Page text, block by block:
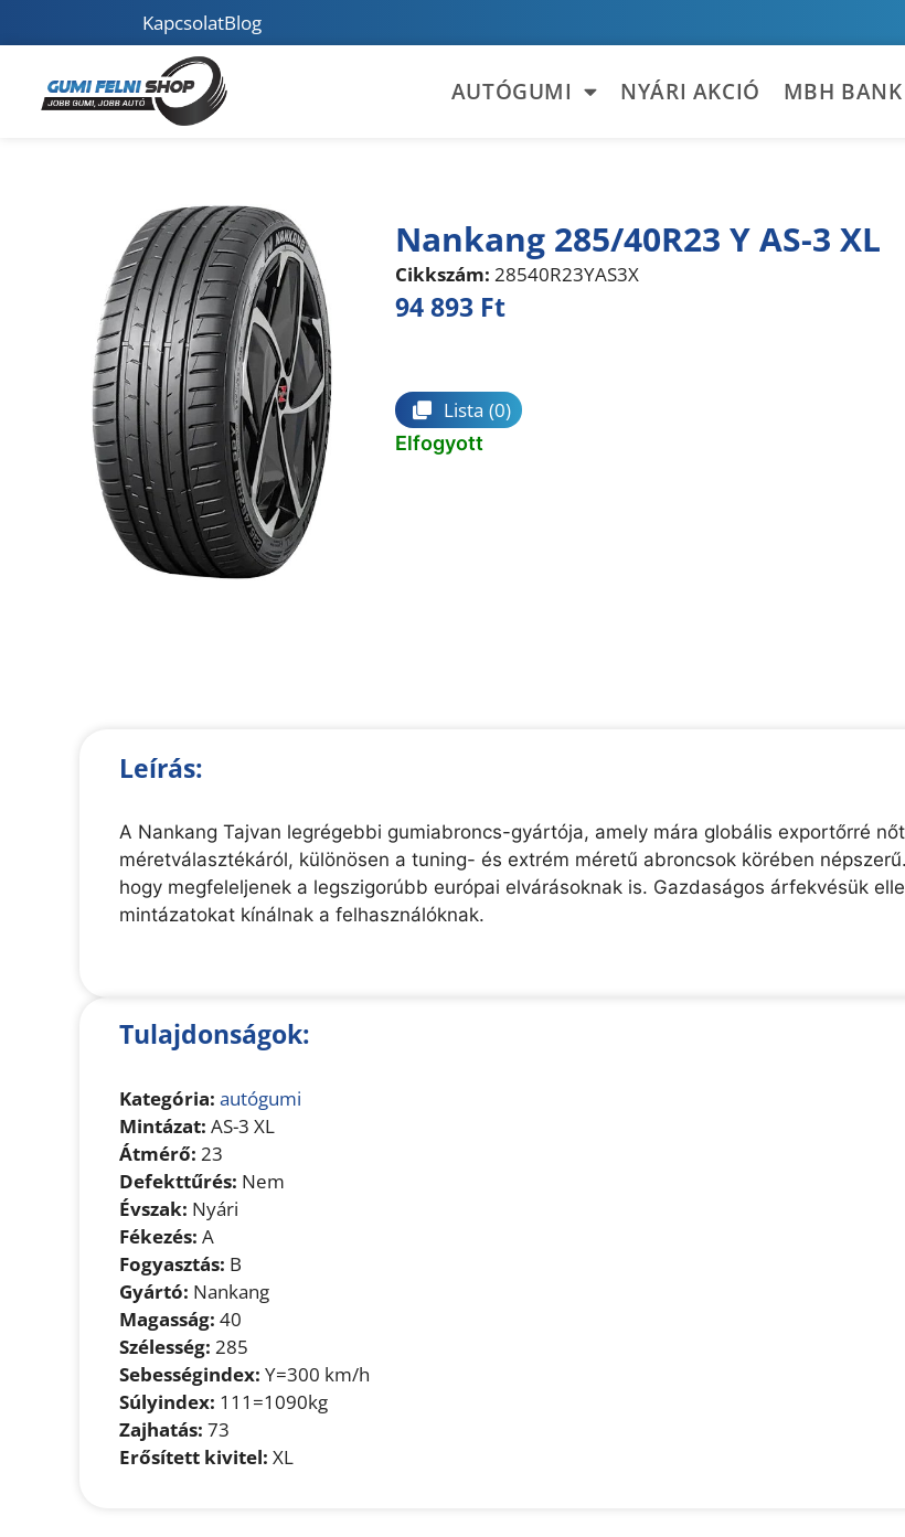
KapcsolatBlog
AUTÓGUMI NYÁRI AKCIÓ MBH
Nankang 285/40R23 Y AS-3 XL
Cikkszám: 28540R23YAS3X
94 893 Ft
Lista (0)
Elfogyott
Leírás:
A Nankang Tajvan legrégebbi gumiabroncs-gyártója, amely mára globális exportőrré
méretválasztékáról, különösen a tuning- és extrém méretű abroncsok körében
hogy megfeleljenek a legszigorúbb európai elvárásoknak is. Gazdaságos árfekvésük
mintázatokat kínálnak a felhasználóknak.
Tulajdonságok:
Kategória: autógumi
Mintázat: AS-3 XL
Átmérő: 23
Defekttűrés: Nem
Évszak: Nyári
Fékezés: A
Fogyasztás: B
Gyártó: Nankang
Magasság: 40
Szélesség: 285
Sebességindex: Y=300 km/h
Súlyindex: 111=1090kg
Zajhatás: 73
Erősített kivitel: XL